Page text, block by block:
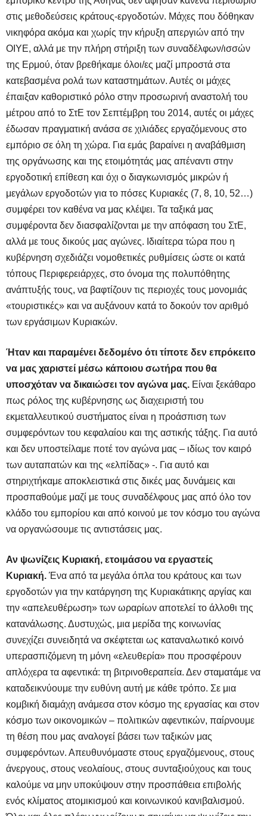
στις μεθοδεύσεις κράτους-εργοδοτών. Μάχες που δόθηκαν
νικηφόρα ακόμα και χωρίς την κήρυξη απεργιών από την
ΟΙΥΕ, αλλά με την πλήρη στήριξη των συναδέλφων/ισσών
της Ερμού, όταν βρεθήκαμε όλοι/ες μαζί μπροστά στα
κατεβασμένα ρολά των καταστημάτων. Αυτές οι μάχες
έπαιξαν καθοριστικό ρόλο στην προσωρινή αναστολή του
μέτρου από το ΣτΕ τον Σεπτέμβρη του 2014, αυτές οι μάχες
έδωσαν πραγματική ανάσα σε χιλιάδες εργαζόμενους στο
εμπόριο σε όλη τη χώρα. Για εμάς βαραίνει η αναβάθμιση
της οργάνωσης και της ετοιμότητάς μας απέναντι στην
εργοδοτική επίθεση και όχι ο διαγκωνισμός μικρών ή
μεγάλων εργοδοτών για το πόσες Κυριακές (7, 8, 10, 52…)
συμφέρει τον καθένα να μας κλέψει. Τα ταξικά μας
συμφέροντα δεν διασφαλίζονται με την απόφαση του ΣτΕ,
αλλά με τους δικούς μας αγώνες. Ιδιαίτερα τώρα που η
κυβέρνηση σχεδιάζει νομοθετικές ρυθμίσεις ώστε οι κατά
τόπους Περιφερειάρχες, στο όνομα της πολυπόθητης
ανάπτυξής τους, να βαφτίζουν τις περιοχές τους μονομιάς
«τουριστικές» και να αυξάνουν κατά το δοκούν τον αριθμό
των εργάσιμων Κυριακών.
Ήταν και παραμένει δεδομένο ότι τίποτε δεν επρόκειτο
να μας χαριστεί μέσω κάποιου σωτήρα που θα
υποσχόταν να δικαιώσει τον αγώνα μας. Είναι ξεκάθαρο
πως ρόλος της κυβέρνησης ως διαχειριστή του
εκμεταλλευτικού συστήματος είναι η προάσπιση των
συμφερόντων του κεφαλαίου και της αστικής τάξης. Για αυτό
και δεν υποστείλαμε ποτέ τον αγώνα μας – ιδίως τον καιρό
των αυταπατών και της «ελπίδας» -. Για αυτό και
στηριχτήκαμε αποκλειστικά στις δικές μας δυνάμεις και
προσπαθούμε μαζί με τους συναδέλφους μας από όλο τον
κλάδο του εμπορίου και από κοινού με τον κόσμο του αγώνα
να οργανώσουμε τις αντιστάσεις μας.
Αν ψωνίζεις Κυριακή, ετοιμάσου να εργαστείς
Κυριακή. Ένα από τα μεγάλα όπλα του κράτους και των
εργοδοτών για την κατάργηση της Κυριακάτικης αργίας και
την «απελευθέρωση» των ωραρίων αποτελεί το άλλοθι της
κατανάλωσης. Δυστυχώς, μια μερίδα της κοινωνίας
συνεχίζει συνειδητά να σκέφτεται ως καταναλωτικό κοινό
υπερασπιζόμενη τη μόνη «ελευθερία» που προσφέρουν
απλόχερα τα αφεντικά: τη βιτρινοθεραπεία. Δεν σταματάμε να
καταδεικνύουμε την ευθύνη αυτή με κάθε τρόπο. Σε μια
κομβική διαμάχη ανάμεσα στον κόσμο της εργασίας και στον
κόσμο των οικονομικών – πολιτικών αφεντικών, παίρνουμε
τη θέση που μας αναλογεί βάσει των ταξικών μας
συμφερόντων. Απευθυνόμαστε στους εργαζόμενους, στους
άνεργους, στους νεολαίους, στους συνταξιούχους και τους
καλούμε να μην υποκύψουν στην προσπάθεια επιβολής
ενός κλίματος ατομικισμού και κοινωνικού κανιβαλισμού.